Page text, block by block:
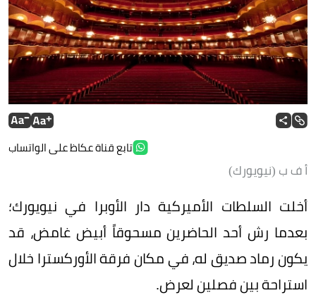
تابع قناة عكاظ على الواتساب
أ ف ب (نيويورك)
أخلت السلطات الأميركية دار الأوبرا في نيويورك؛
بعدما رش أحد الحاضرين مسحوقاً أبيض غامض، قد
يكون رماد صديق له، في مكان فرقة الأوركسترا خلال
استراحة بين فصلين لعرض.